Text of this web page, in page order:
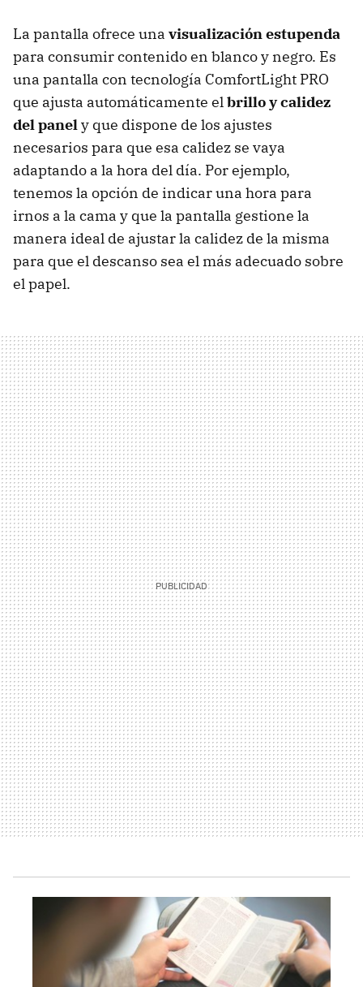
La pantalla ofrece una visualización estupenda
para consumir contenido en blanco y negro. Es
una pantalla con tecnología ComfortLight PRO
que ajusta automáticamente el brillo y calidez
del panel y que dispone de los ajustes
necesarios para que esa calidez se vaya
adaptando a la hora del día. Por ejemplo,
tenemos la opción de indicar una hora para
irnos a la cama y que la pantalla gestione la
manera ideal de ajustar la calidez de la misma
para que el descanso sea el más adecuado sobre
el papel.